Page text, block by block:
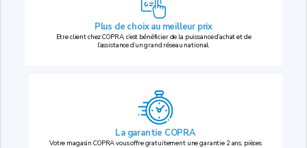
Plus de choix au meilleur prix
Etre client chez COPRA, c’est bénéficier de la puissance d’achat et de
l’assistance d’un grand réseau national.
La garantie COPRA
Votre magasin COPRA vous offre gratuitement une garantie 2 ans, pièces